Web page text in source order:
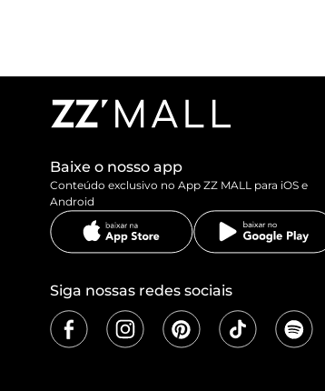
Baixe o nosso app
Conteúdo exclusivo no App ZZ MALL para iOS e
Android
Siga nossas redes sociais